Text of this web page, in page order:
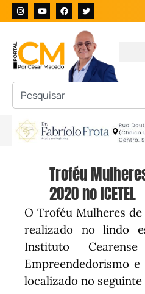
Troféu
2020 no ICETEL
O Troféu Mulheres
realizado no lindo
Instituto
Empreendedorismo
localizado no seguinte